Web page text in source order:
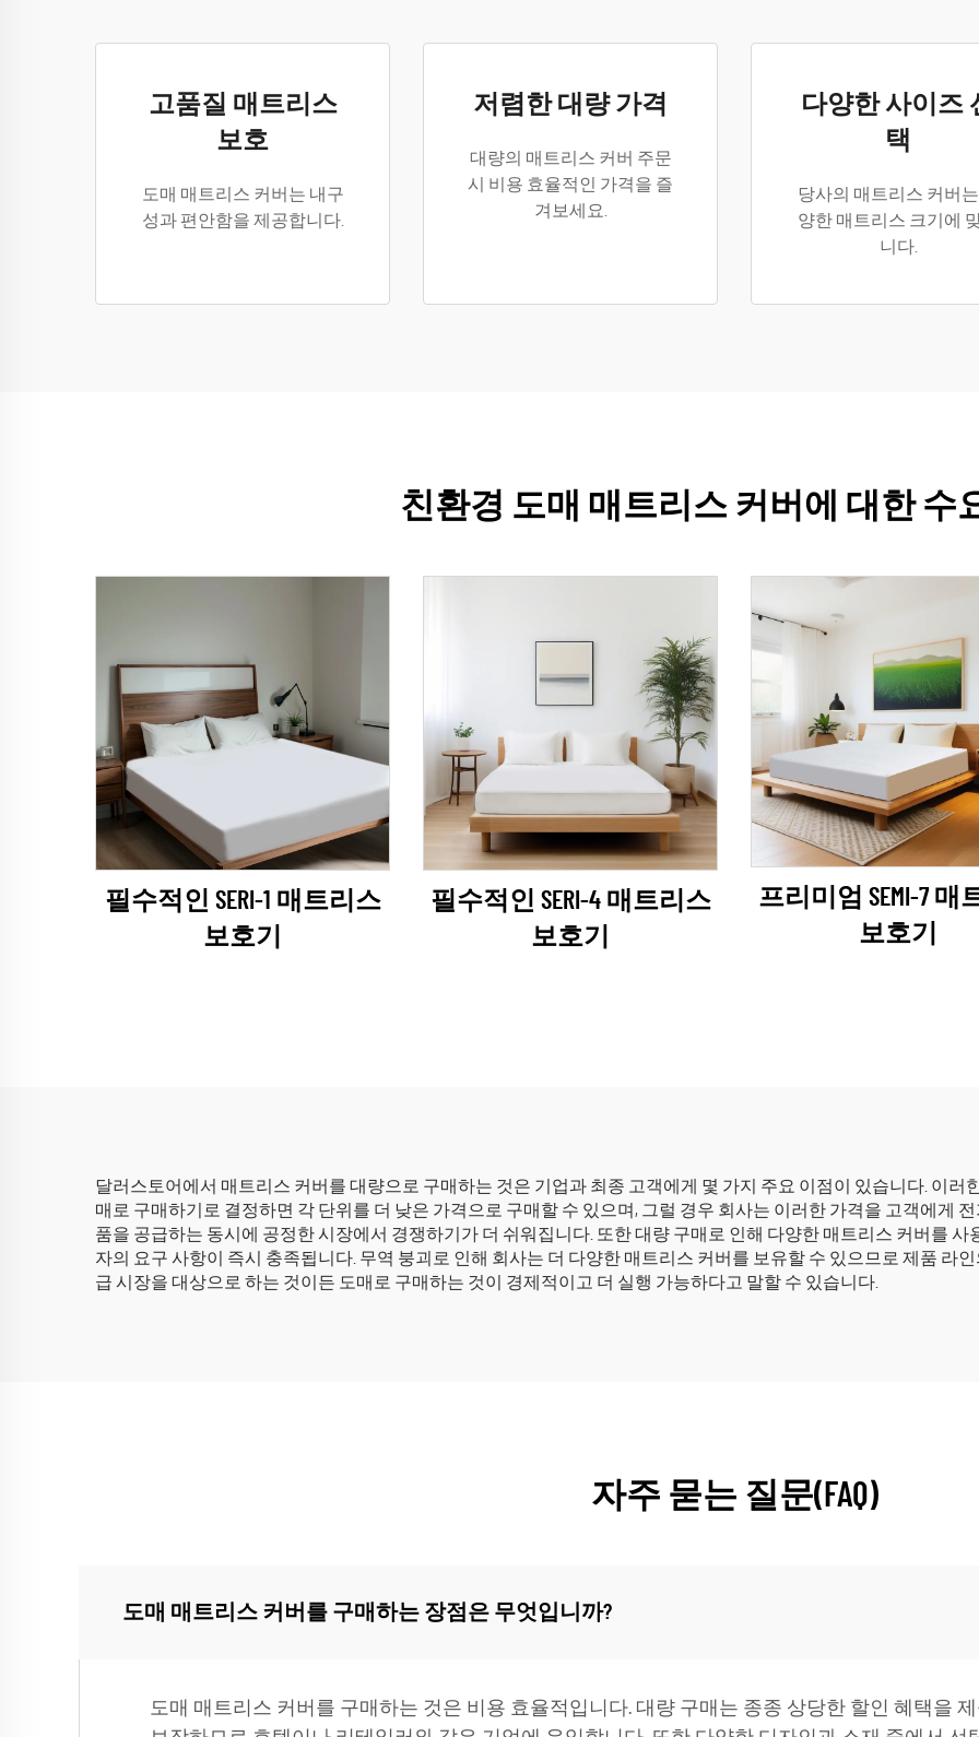
고품질 매트리스
보호
도매 매트리스 커버는 내구
성과 편안함을 제공합니다.
저렴한 대량 가격
대량의 매트리스 커버 주문
시 비용 효율적인 가격을 즐
겨보세요.
다양한 사이즈
택
당사의 매트리스 커버
양한 매트리스 크기에
니다.
친환경 도매 매트리스 커버에 대한 수
필수적인 SERI-1 매트리스
보호기
필수적인 SERI-4 매트리스
보호기
프리미엄 SEMI-7 매
보호기
달러스토어에서 매트리스 커버를 대량으로 구매하는 것은 기업과 최종 고객에게 몇 가지 주요 이점이 있습니다. 이러
매로 구매하기로 결정하면 각 단위를 더 낮은 가격으로 구매할 수 있으며, 그럴 경우 회사는 이러한 가격을 고객에게
품을 공급하는 동시에 공정한 시장에서 경쟁하기가 더 쉬워집니다. 또한 대량 구매로 인해 다양한 매트리스 커버를
자의 요구 사항이 즉시 충족됩니다. 무역 붕괴로 인해 회사는 더 다양한 매트리스 커버를 보유할 수 있으므로 제품 라
급 시장을 대상으로 하는 것이든 도매로 구매하는 것이 경제적이고 더 실행 가능하다고 말할 수 있습니다.
자주 묻는 질문(FAQ)
도매 매트리스 커버를 구매하는 장점은 무엇입니까?
도매 매트리스 커버를 구매하는 것은 비용 효율적입니다. 대량 구매는 종종 상당한 할인 혜택을